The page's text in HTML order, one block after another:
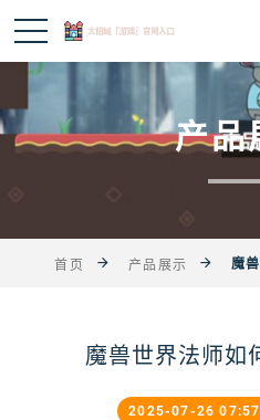
产品
首页 产品展示 魔
魔兽世界法师如
2025-07-26